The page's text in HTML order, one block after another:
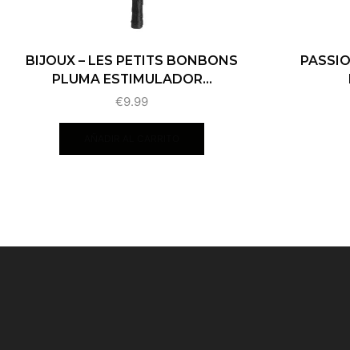
BIJOUX – LES PETITS BONBONS
PLUMA ESTIMULADOR...
€9.99